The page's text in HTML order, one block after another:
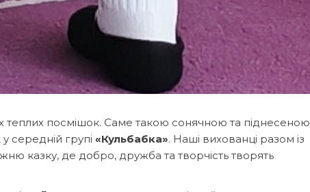
посмішок. Саме такою сонячною та піднесеною
середній групі «Кульбабка». Наші вихованці разом із
казку, де добро, дружба та творчість творять